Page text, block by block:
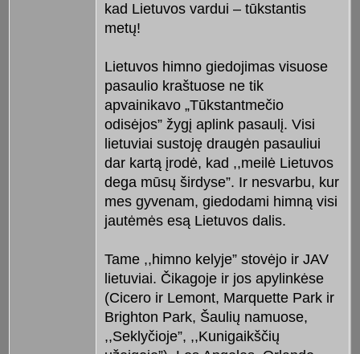
kad Lietuvos vardui – tūkstantis
metų!
Lietuvos himno giedojimas visuose
pasaulio kraštuose ne tik
apvainikavo „Tūkstantmečio
odisėjos” žygį aplink pasaulį. Visi
lietuviai sustoję draugėn pasauliui
dar kartą įrodė, kad ,,meilė Lietuvos
dega mūsų širdyse”. Ir nesvarbu, kur
mes gyvenam, giedodami himną visi
jautėmės esą Lietuvos dalis.
Tame ,,himno kelyje” stovėjo ir JAV
lietuviai. Čikagoje ir jos apylinkėse
(Cicero ir Lemont, Marquette Park ir
Brighton Park, Šaulių namuose,
,,Seklyčioje”, ,,Kunigaikščių